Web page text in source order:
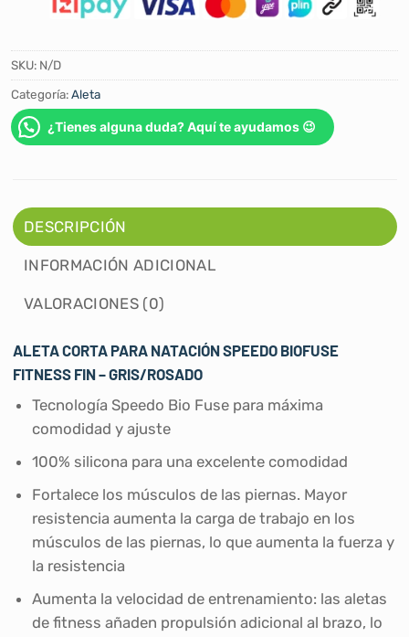
SKU: N/D
Categoría:Aleta
¿Tienes alguna duda? Aquí te ayudamos 😉
DESCRIPCIÓN
INFORMACIÓN ADICIONAL
VALORACIONES (0)
ALETA CORTA PARA NATACIÓN SPEEDO BIOFUSE
FITNESS FIN – GRIS/ROSADO
Tecnología Speedo Bio Fuse para máxima
comodidad y ajuste
100% silicona para una excelente comodidad
Fortalece los músculos de las piernas. Mayor
resistencia aumenta la carga de trabajo en los
músculos de las piernas, lo que aumenta la fuerza y
la resistencia
Aumenta la velocidad de entrenamiento: las aletas
de fitness añaden propulsión adicional al brazo, lo